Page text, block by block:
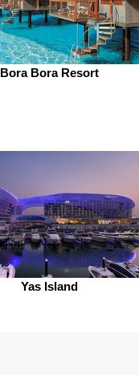
Bora Bora Resort
Yas Island